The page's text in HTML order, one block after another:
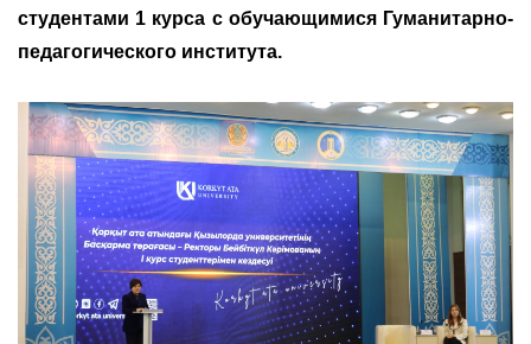
студентами 1 курса с обучающимися Гуманитарно-
педагогического института.